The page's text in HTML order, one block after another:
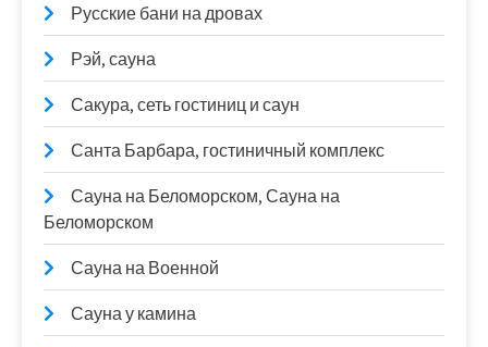
Русские бани на дровах
Рэй, сауна
Сакура, сеть гостиниц и саун
Санта Барбара, гостиничный комплекс
Сауна на Беломорском, Сауна на
Беломорском
Сауна на Военной
Сауна у камина